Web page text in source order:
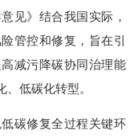
见》结合我国实际，
管控和修复，旨在引
减污降碳协同治理能
低碳化转型。
碳修复全过程关键环